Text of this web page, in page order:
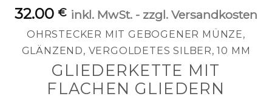
32.00 € inkl. MwSt. - zzgl. Versandkosten
OHRSTECKER MIT GEBOGENER MÜNZE,
GLÄNZEND, VERGOLDETES SILBER, 10 MM
GLIEDERKETTE MIT
FLACHEN GLIEDERN